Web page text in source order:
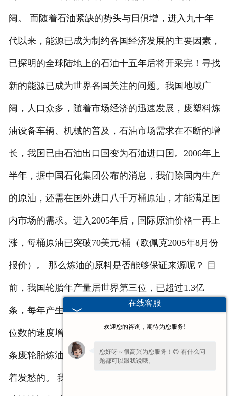
阔。 而随着石油紧缺的势头与日俱增，进入九十年
代以来，能源已成为制约各国经济发展的主要因素，
已探明的全球陆地上的石油十五年后将开采完！寻找
新的能源已成为世界各国关注的问题。我国地域广
阔，人口众多，随着市场经济的迅速发展，废塑料炼
油设备车辆、机械的普及，石油市场需求在不断的增
长，我国已由石油出口国变为石油进口国。2006年上
半年，据中国石化集团公布的消息，我们除国内生产
的原油，还需在国外进口八千万桶原油，才能满足国
内市场的需求。进入2005年后，国际原油价格一再上
涨，每桶原油已突破70美元/桶（欧佩克2005年8月份
报价）。 那么炼油的原料是否能够保证来源呢？ 目
前，我国轮胎年产量居世界第三位，已超过1.3亿
条，每年产生的废旧轮胎超过6500万条，并以每年两
位数的速度增长。所以，每县建一个一年处理6.5万
条废轮胎炼油设备的厂，废轮胎炼油设备原料是用不
着发愁的。 我公司主营产品： 废轮胎炼油设备 废机
在线客服
欢迎您的咨询，期待为您服务!
您好呀～很高兴为您服务！😊 有什么问
题都可以跟我说哦。